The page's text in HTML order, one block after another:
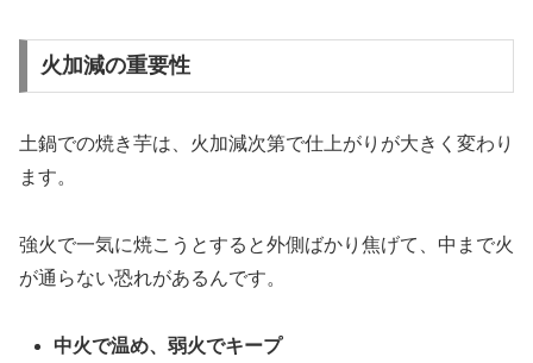
火加減の重要性
土鍋での焼き芋は、火加減次第で仕上がりが大きく変わり
ます。
強火で一気に焼こうとすると外側ばかり焦げて、中まで火
が通らない恐れがあるんです。
中火で温め、弱火でキープ